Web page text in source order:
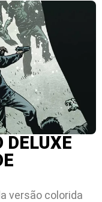
DELUXE
versão colorida